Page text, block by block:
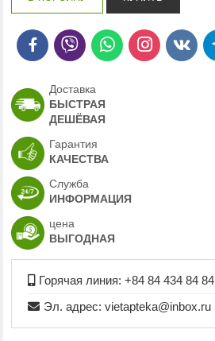
Доставка
БЫСТРАЯ
ДЕШЁВАЯ
Гарантия
КАЧЕСТВА
Служба
ИНФОРМАЦИЯ
цена
ВЫГОДНАЯ
Горячая линия: +84 84 434 84 84
Эл. адрес: vietapteka@inbox.ru